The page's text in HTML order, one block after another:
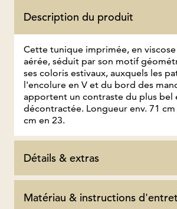
Description du produit
Cette tunique imprimée, en
aérée, séduit par son motif
ses coloris estivaux, auxquels les
l'encolure en V et du bord des
apportent un contraste du plus bel
décontractée. Longueur env. 71 cm
cm en 23.
Détails & extras
Matériau & instructions